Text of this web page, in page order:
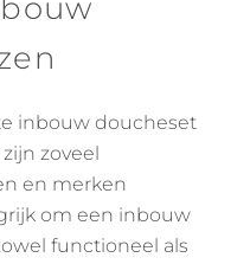
inbouw doucheset
zoveel
en merken
om een inbouw
functioneel als